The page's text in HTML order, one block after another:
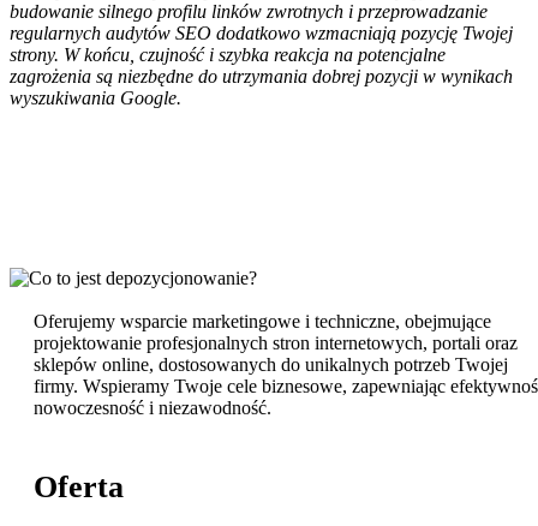
budowanie silnego profilu linków zwrotnych i przeprowadzanie
regularnych audytów SEO dodatkowo wzmacniają pozycję Twojej
strony. W końcu, czujność i szybka reakcja na potencjalne
zagrożenia są niezbędne do utrzymania dobrej pozycji w wynikach
wyszukiwania Google.
Oferujemy wsparcie marketingowe i techniczne, obejmujące
projektowanie profesjonalnych stron internetowych, portali oraz
sklepów online, dostosowanych do unikalnych potrzeb Twojej
firmy. Wspieramy Twoje cele biznesowe, zapewniając
nowoczesność i niezawodność.
Oferta